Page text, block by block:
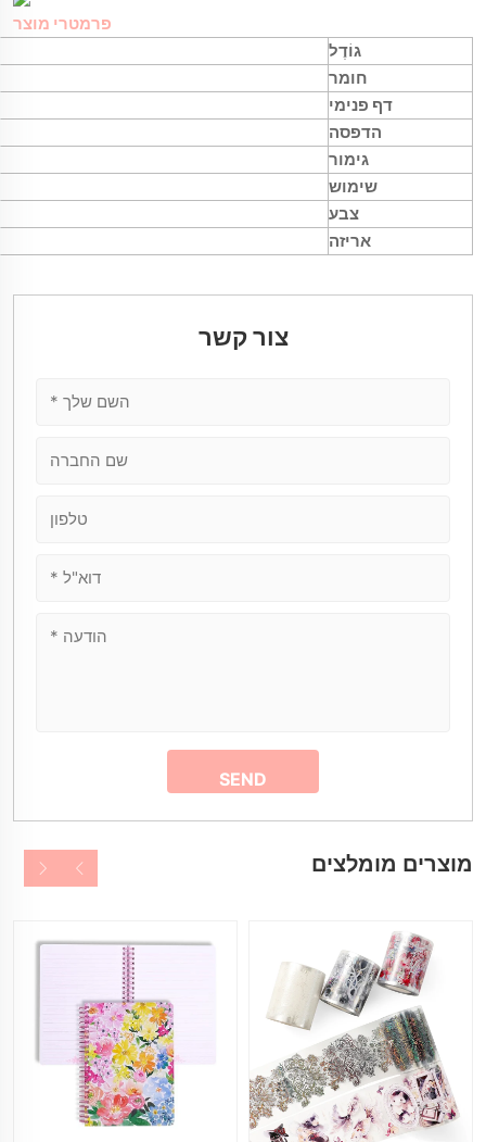
פרמטרי מוצר
גוֹדֶל
חומר
דף פנימי
הדפסה
גימור
שימוש
צבע
אריזה
צור קשר
מוצרים מומלצים